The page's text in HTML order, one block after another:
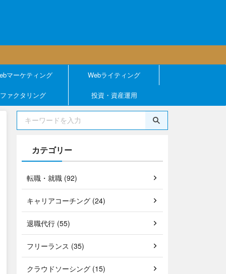
マーケティング Webライティング
ファクタリング 投資・資産運用
カテゴリー
転職・就職 (92)
キャリアコーチング (24)
退職代行 (55)
フリーランス (35)
クラウドソーシング (15)